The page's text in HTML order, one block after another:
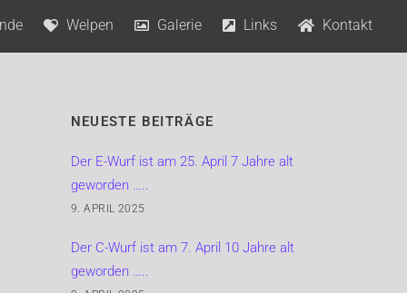
Welpen Galerie Links Kontakt
NEUESTE BEITRÄGE
Der E-Wurf ist am 25. April 7 Jahre alt
geworden …..
9. APRIL 2025
Der C-Wurf ist am 7. April 10 Jahre alt
geworden …..